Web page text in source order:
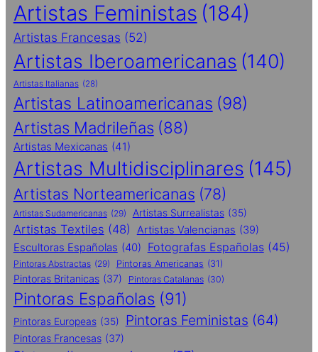
Artistas Feministas (184)
Artistas Francesas (52)
Artistas Iberoamericanas (140)
Artistas Italianas (28)
Artistas Latinoamericanas (98)
Artistas Madrileñas (88)
Artistas Mexicanas (41)
Artistas Multidisciplinares (145)
Artistas Norteamericanas (78)
Artistas Sudamericanas (29) Artistas Surrealistas (35)
Artistas Textiles (48) Artistas Valencianas (39)
Escultoras Españolas (40) Fotografas Españolas (45)
Pintoras Abstractas (29) Pintoras Americanas (31)
Pintoras Britanicas (37) Pintoras Catalanas (30)
Pintoras Españolas (91)
Pintoras Europeas (35) Pintoras Feministas (64)
Pintoras Francesas (37)